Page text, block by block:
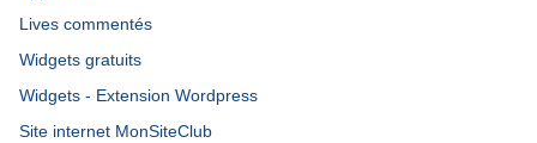
Lives commentés
Widgets gratuits
Widgets - Extension Wordpress
Site internet MonSiteClub